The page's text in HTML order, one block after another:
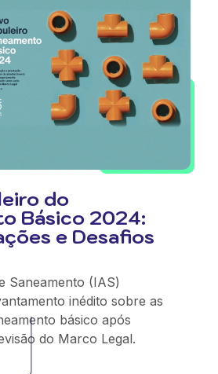
do
Básico 2024:
e Desafios
Saneamento (IAS)
inédito sobre as
básico após
do Marco Legal.